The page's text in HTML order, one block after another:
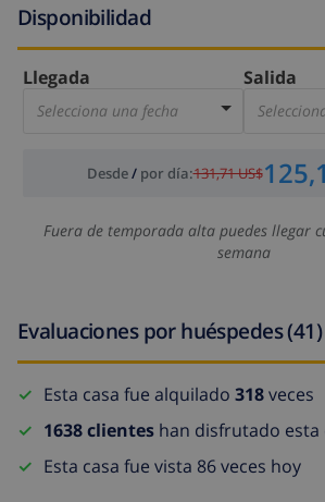
Disponibilidad
Llegada
Selecciona una fecha
Salida
Desde/ por día:131,71 US$
Fuera de temporada alta puedes llegar
semana
Evaluaciones por huéspedes (41)
Esta casa fue alquilado 318veces
1638 clientes han disfrutado esta
Esta casa fue vista 86 veces hoy